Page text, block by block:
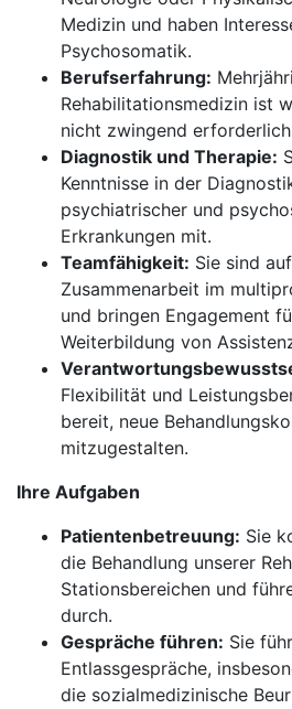
Medizin und haben
Psychosomatik.
Berufserfahrung:
Rehabilitationsmedizin ist
nicht zwingend
Diagnostik und Therapie:
Kenntnisse in der
psychiatrischer und
Erkrankungen mit.
Teamfähigkeit: Sie sind
Zusammenarbeit im
und bringen Engagement
Weiterbildung von
Flexibilität und
bereit, neue
mitzugestalten.
Ihre Aufgaben
Patientenbetreuung: Sie
die Behandlung unserer
Stationsbereichen und
durch.
Gespräche führen: Sie
Entlassgespräche,
die sozialmedizinische